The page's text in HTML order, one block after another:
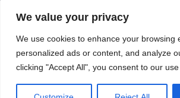
We value your privacy
We use cookies to enhance your browsing
personalized ads or content, and analyze
clicking "Accept All", you consent to our use
© All rights reserved dal